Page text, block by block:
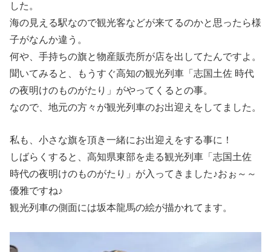
した。
海の見える駅なので観光客などが来てるのかと思ったら様
子がなんか違う。
何や、手持ちの旗と物産販売所が店を出してたんですよ。
聞いてみると、もうすぐ高知の観光列車「志国土佐 時代
の夜明けのものがたり」がやってくるとの事。
なので、地元の方々が観光列車のお出迎えをしてました。
私も、小さな旗を頂き一緒にお出迎えをする事に！
しばらくすると、高知県東部を走る観光列車「志国土佐
時代の夜明けのものがたり」が入ってきました♪おぉ～～
優雅ですね♪
観光列車の側面には坂本龍馬の絵が描かれてます。